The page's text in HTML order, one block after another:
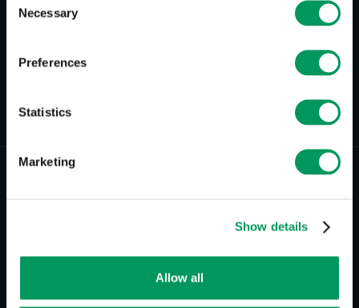
Selection
Necessary
Preferences
Statistics
Marketing
Show details
Allow all
better tomorrow communication GmbH